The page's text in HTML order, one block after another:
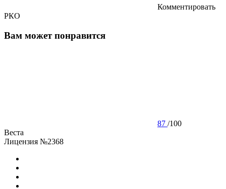
Комментировать
РКО
Вам может понравится
87 /100
Веста
Лицензия №2368